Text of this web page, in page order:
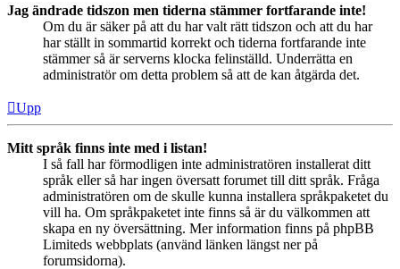
Jag ändrade tidszon men tiderna stämmer fortfarande inte!
Om du är säker på att du har valt rätt tidszon och att du har
har ställt in sommartid korrekt och tiderna fortfarande inte
stämmer så är serverns klocka felinställd. Underrätta en
administratör om detta problem så att de kan åtgärda det.
Upp
Mitt språk finns inte med i listan!
I så fall har förmodligen inte administratören installerat ditt
språk eller så har ingen översatt forumet till ditt språk. Fråga
administratören om de skulle kunna installera språkpaketet du
vill ha. Om språkpaketet inte finns så är du välkommen att
skapa en ny översättning. Mer information finns på phpBB
Limiteds webbplats (använd länken längst ner på
forumsidorna).